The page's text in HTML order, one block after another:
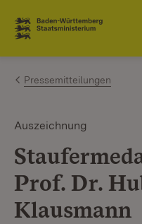
Zum Inhalt springen
Link zur Startseite
Pressemitteilungen
Auszeichnung
Prof. Dr.
Klausmann